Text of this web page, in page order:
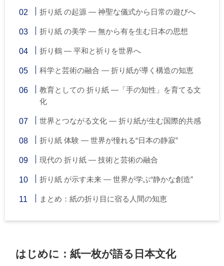
折り紙 の起源 ― 神聖な儀式から日常の遊びへ
折り紙 の美学 ― 無から有を生む日本の思想
折り鶴 ― 平和と祈りを世界へ
科学と芸術の融合 ― 折り紙が導く構造の知恵
教育としての 折り紙 ―「手の知性」を育てる文
化
世界とつながる文化 ― 折り紙が生む国際的共感
折り紙 体験 ― 世界が憧れる“日本の静寂”
現代の 折り紙 ― 技術と芸術の融合
折り紙 が示す未来 ― 世界が学ぶ“静かな創造”
まとめ：紙の折り目に宿る人間の知恵
はじめに：紙一枚が語る日本文化